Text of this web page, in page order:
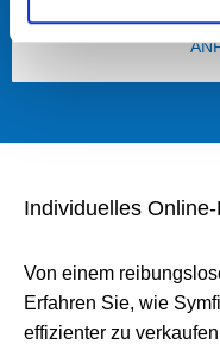
Individuelles
Von einem
Erfahren Sie, wie
effizienter zu